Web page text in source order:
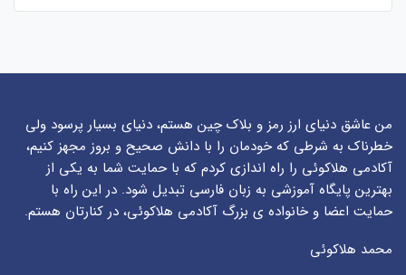
من عاشق دنیای ارز رمز و بلاک چین هستم، دنیای بسیار پرسود ولی
خطرناک به شرطی که خودمان را با دانش صحیح و بروز مجهز کنیم،
آکادمی هلاکوئی را راه اندازی کردم که با حمایت شما به یکی از
بهترین پایگاه آموزشی به زبان فارسی تبدیل شود. در این راه با
حمایت اعضا و خانواده ی بزرگ آکادمی هلاکوئی، در کنارتان هستم.
محمد هلاکوئی